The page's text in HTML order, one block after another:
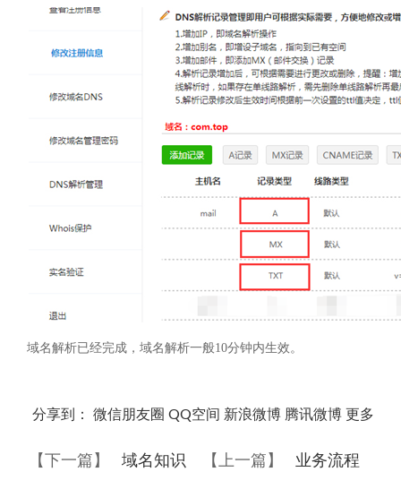
域名解析已经完成，域名解析一般10分钟内生效。
分享到： 微信朋友圈 QQ空间 新浪微博 腾讯微博 更多
【下一篇】 域名知识 【上一篇】 业务流程